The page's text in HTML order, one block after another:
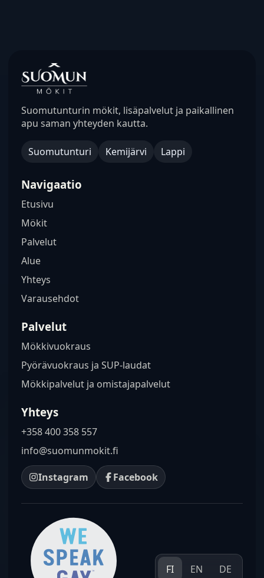
Suomutunturin mökit, lisäpalvelut ja paikallinen
apu saman yhteyden kautta.
Suomutunturi Kemijärvi Lappi
Navigaatio
Etusivu
Mökit
Palvelut
Alue
Yhteys
Varausehdot
Palvelut
Mökkivuokraus
Pyörävuokraus ja SUP-laudat
Mökkipalvelut ja omistajapalvelut
Yhteys
+358 400 358 557
info@suomunmokit.fi
Instagram Facebook
FI EN DE